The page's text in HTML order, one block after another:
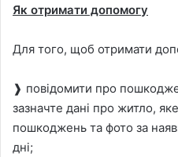
Як отримати допомогу
Для того, щоб отримати
❱ повідомити про
зазначте дані про житло,
пошкоджень та фото за
дні;